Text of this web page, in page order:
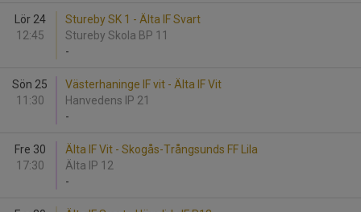
Lör 24
12:45
Stureby SK 1 - Älta IF Svart
Stureby Skola BP 11
-
Sön 25
11:30
Västerhaninge IF vit - Älta IF Vit
Hanvedens IP 21
-
Fre 30
17:30
Älta IF Vit - Skogås-Trångsunds FF Lila
Älta IP 12
-